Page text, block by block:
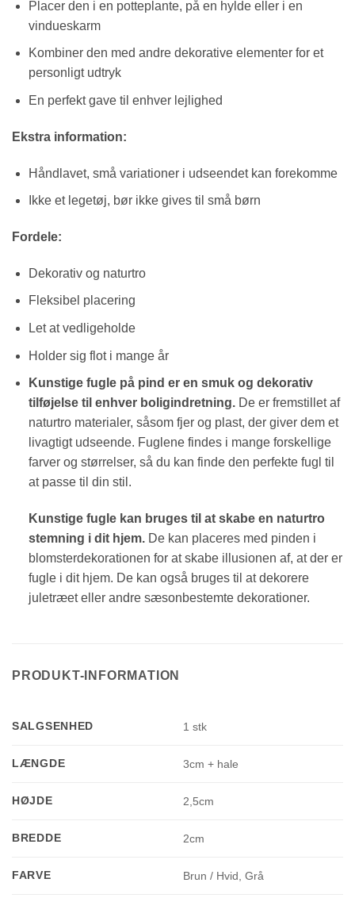
Placer den i en potteplante, på en hylde eller i en
vindueskarm
Kombiner den med andre dekorative elementer for et
personligt udtryk
En perfekt gave til enhver lejlighed
Ekstra information:
Håndlavet, små variationer i udseendet kan forekomme
Ikke et legetøj, bør ikke gives til små børn
Fordele:
Dekorativ og naturtro
Fleksibel placering
Let at vedligeholde
Holder sig flot i mange år
Kunstige fugle på pind er en smuk og dekorativ
tilføjelse til enhver boligindretning.De er fremstillet af
naturtro materialer, såsom fjer og plast, der giver dem et
livagtigt udseende. Fuglene findes i mange forskellige
farver og størrelser, så du kan finde den perfekte fugl til
at passe til din stil.
Kunstige fugle kan bruges til at skabe en naturtro
stemning i dit hjem.De kan placeres med pinden i
blomsterdekorationen for at skabe illusionen af, at der er
fugle i dit hjem. De kan også bruges til at dekorere
juletræet eller andre sæsonbestemte dekorationer.
PRODUKT-INFORMATION
SALGSENHED 1 stk
LÆNGDE 3cm + hale
HØJDE 2,5cm
BREDDE 2cm
FARVE Brun / Hvid, Grå